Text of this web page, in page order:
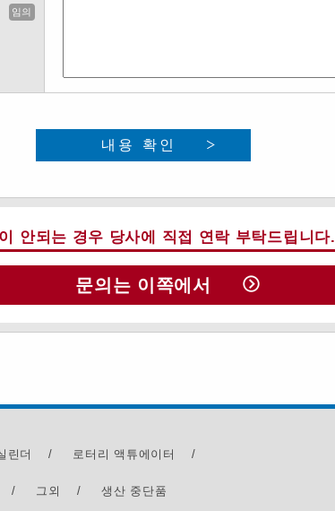
임의
내용 확인
안되는 경우 당사에 직접 연락 부탁드립니다.
문의는 이쪽에서
린더 / 로터리 액튜에이터 /
/ 그외 / 생산 중단품